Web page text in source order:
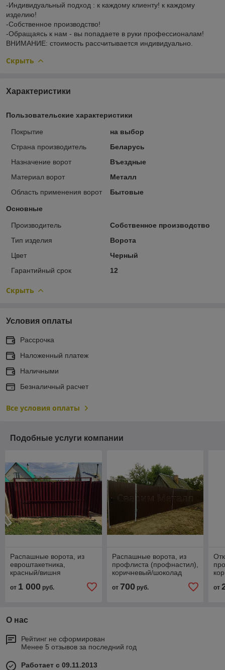
-Индивидуальный подход : к каждому клиенту! к каждому
изделию!
-Собственное производство!
-Обращаясь к нам - вы попадаете в руки профессионалам!
ВНИМАНИЕ: стоимость рассчитывается индивидуально.
Скрыть
Характеристики
Пользовательские характеристики
Покрытие
на выбор
Страна производитель
Беларусь
Назначение ворот
Въездные
Материал ворот
Металл
Область применения ворот
Бытовые
Основные
Производитель
Собственное производство
Тип изделия
Ворота
Цвет
Черный
Гарантийный срок
12
Скрыть
Условия оплаты
Рассрочка
Наложенный платеж
Наличными
Безналичный расчет
Все условия оплаты
Подобные услуги компании
Распашные ворота, из
евроштакетника,
красный/вишня
от 1 000 руб.
Распашные ворота, из
профлиста (профнастил),
коричневый/шоколад
от 700руб. от
О нас
Рейтинг не сформирован
Менее 5 отзывов за последний год
Работает с 09.11.2013